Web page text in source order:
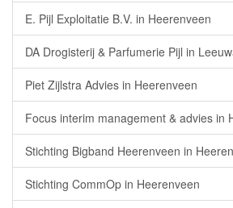
E. Pijl Exploitatie B.V. in Heerenveen
DA Drogisterij & Parfumerie Pijl in
Piet Zijlstra Advies in Heerenveen
Focus interim management & advies in
Stichting Bigband Heerenveen in
Stichting CommOp in Heerenveen